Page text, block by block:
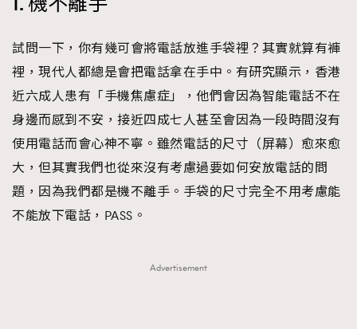
試問一下，你有幾可會將電話放進手袋裡？其實就算有褲
裡，現代人都總是會把電話拿在手中。有研究顯示，香港
近六成人患有「手機焦慮症」，他們會因為智能電話不在
身邊而感到不安，接近四成七人甚至會因為一段時間沒有
使用電話而會心神不寧。雖然電話的尺寸（屏幕）愈來愈
大，但其實我們也從來沒有考慮過要如何安放電話的問
題，因為我們都是機不離手。手袋的尺寸完全不用考慮能
不能放下電話，PASS。
Advertisement